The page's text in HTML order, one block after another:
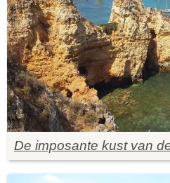
De imposante kust van